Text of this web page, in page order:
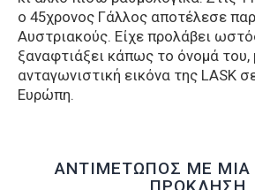
ο 45χρονος Γάλλος αποτέλεσε
Αυστριακούς. Είχε προλάβει
ξαναφτιάξει κάπως το όνομά
ανταγωνιστική εικόνα της LASK
Ευρώπη.
ΑΝΤΙΜΕΤΩΠΟΣ ΜΕ ΜΙΑ
ΠΡΟΚΛΗΣΗ